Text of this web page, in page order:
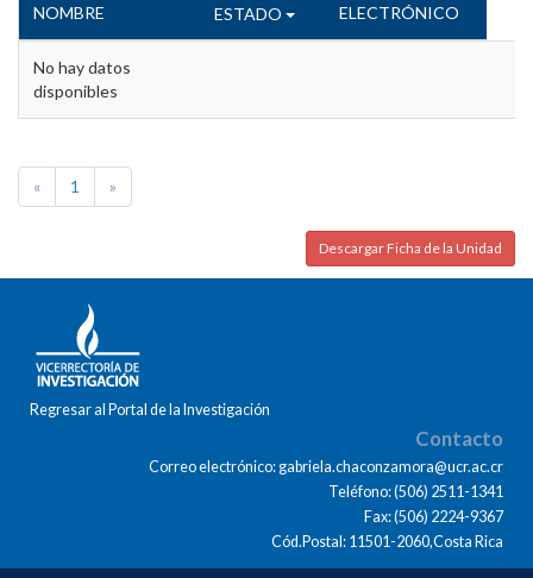
NOMBRE ESTADO
ELECTRÓNICO
No hay datos
disponibles
« 1 »
Descargar Ficha de la Unidad
Regresar al Portal de la Investigación
Contacto
Correo electrónico: gabriela.chaconzamora@ucr.ac.cr
Teléfono: (506) 2511-1341
Fax: (506) 2224-9367
Cód.Postal: 11501-2060,Costa Rica